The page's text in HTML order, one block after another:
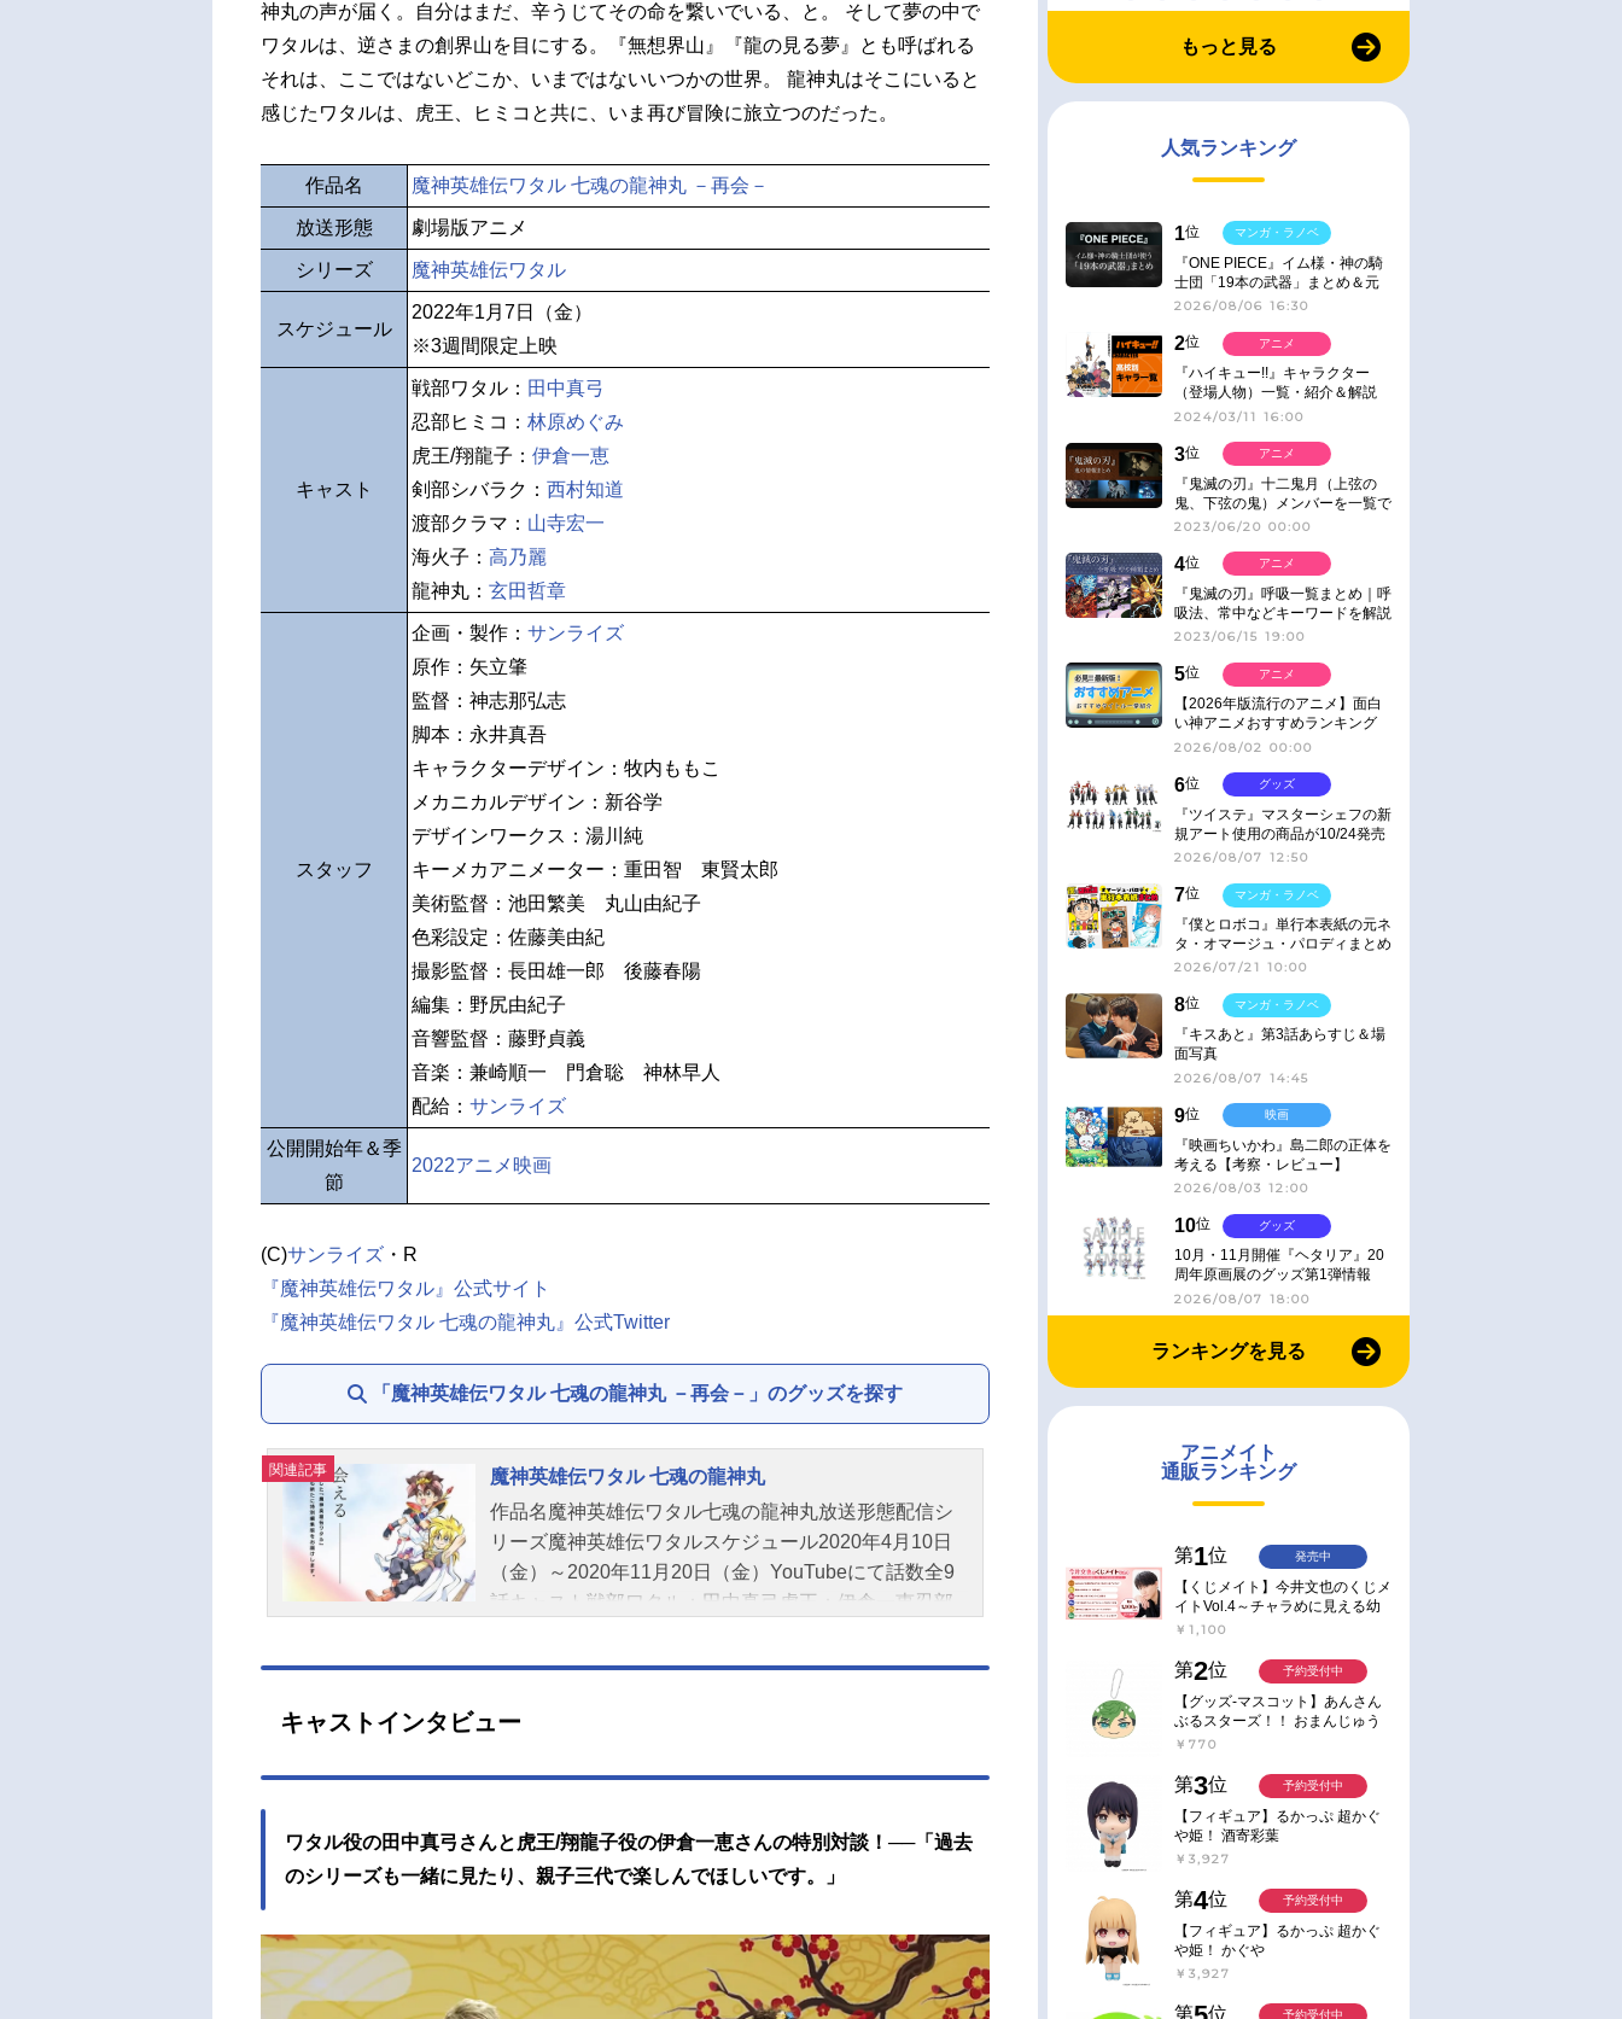
神丸の声が届く。自分はまだ、辛うじてその命を繋いでいる、と。 そして夢の中で
ワタルは、逆さまの創界山を目にする。『無想界山』『龍の見る夢』とも呼ばれる
それは、ここではないどこか、いまではないいつかの世界。 龍神丸はそこにいると
感じたワタルは、虎王、ヒミコと共に、いま再び冒険に旅立つのだった。
作品名 魔神英雄伝ワタル 七魂の龍神丸 －再会－
放送形態 劇場版アニメ
シリーズ 魔神英雄伝ワタル
スケジュール
2022年1月7日（金）
※3週間限定上映
キャスト
戦部ワタル： 田中真弓
忍部ヒミコ： 林原めぐみ
虎王/翔龍子： 伊倉一恵
剣部シバラク： 西村知道
渡部クラマ： 山寺宏一
海火子： 高乃麗
龍神丸： 玄田哲章
スタッフ
企画・製作： サンライズ
原作：矢立肇
監督：神志那弘志
脚本：永井真吾
キャラクターデザイン：牧内ももこ
メカニカルデザイン：新谷学
デザインワークス：湯川純
キーメカアニメーター：重田智 東賢太郎
美術監督：池田繁美 丸山由紀子
色彩設定：佐藤美由紀
撮影監督：長田雄一郎 後藤春陽
編集：野尻由紀子
音響監督：藤野貞義
音楽：兼崎順一 門倉聡 神林早人
配給： サンライズ
公開開始年＆季
節
2022アニメ映画
(C)サンライズ ・R
『魔神英雄伝ワタル』公式サイト
『魔神英雄伝ワタル 七魂の龍神丸』公式Twitter
「魔神英雄伝ワタル 七魂の龍神丸 －再会－」のグッズを探す
関連記事
魔神英雄伝ワタル 七魂の龍神丸
作品名魔神英雄伝ワタル七魂の龍神丸放送形態配信シ
リーズ魔神英雄伝ワタルスケジュール2020年4月10日
（金）～2020年11月20日（金）YouTubeにて話数全9
話キャスト戦部ワタル：田中真弓虎王：伊倉一恵忍部
丸：玄田哲章スタッフ監督：神志那弘志（スタジオ・
オ・ライブ）メカニカルデザイン：アストレイズ美術
督：藤野貞義企画協力：BANDAISPIRITS制作：サンラ
t!」高橋由美子ED：「a・chi-a・chiアドベンチャー」
a・chi-a・chiED2：「君に止まらない〜MYGIRL,MYL
ンライズ・R『魔神英雄伝ワタル』公式サイト 「魔神
英雄伝ワタル七魂の龍神丸」のグッズを探す
キャストインタビュー
ワタル役の田中真弓さんと虎王/翔龍子役の伊倉一恵さんの特別対談！──「過去
のシリーズも一緒に見たり、親子三代で楽しんでほしいです。」
もっと見る
人気ランキング
1位
『ONE PIECE』イム様・神の騎
士団「19本の武器」まとめ＆元
ネタ
2026/08/06 16:30
マンガ・ラノベ
2位
『ハイキュー!!』キャラクター
（登場人物）一覧・紹介＆解説
2024/03/11 16:00
アニメ
3位
『鬼滅の刃』十二鬼月（上弦の
鬼、下弦の鬼）メンバーを一覧で
紹介＆解説（登場鬼の情報まと
2023/06/20 00:00
アニメ
4位
『鬼滅の刃』呼吸一覧まとめ｜呼
吸法、常中などキーワードを解説
2023/06/15 19:00
アニメ
5位
【2026年版流行のアニメ】面白
い神アニメおすすめランキング
【名作・話題作】｜ジャンル別人
2026/08/02 00:00
アニメ
6位
『ツイステ』マスターシェフの新
規アート使用の商品が10/24発売
2026/08/07 12:50
グッズ
7位
『僕とロボコ』単行本表紙の元ネ
タ・オマージュ・パロディまとめ
2026/07/21 10:00
マンガ・ラノベ
8位
『キスあと』第3話あらすじ＆場
面写真
2026/08/07 14:45
マンガ・ラノベ
9位
『映画ちいかわ』島二郎の正体を
考える【考察・レビュー】
2026/08/03 12:00
映画
10位
10月・11月開催『ヘタリア』20
周年原画展のグッズ第1弾情報
2026/08/07 18:00
グッズ
ランキングを見る
アニメイト
通販ランキング
第1位
【くじメイト】今井文也のくじメ
イトVol.4～チャラめに見える幼
馴染、実は一途で独占欲が強いん
￥1,100
発売中
第2位
【グッズ-マスコット】あんさん
ぶるスターズ！！ おまんじゅう
にぎにぎマスコット ねくすと2
￥770
予約受付中
第3位
【フィギュア】るかっぷ 超かぐ
や姫！ 酒寄彩葉
￥3,927
予約受付中
第4位
【フィギュア】るかっぷ 超かぐ
や姫！ かぐや
￥3,927
予約受付中
第 位 予約受付中